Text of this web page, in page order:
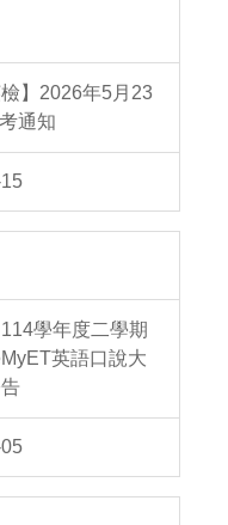
檢】2026年5月23
通知
114學年度二學期
英語口說大